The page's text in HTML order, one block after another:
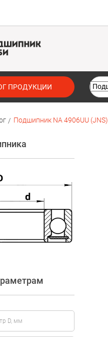
ПРОДУКЦИИ
Подшипник NA 4906UU (JNS)